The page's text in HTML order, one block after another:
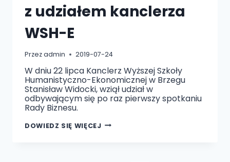
z udziałem kanclerza
WSH-E
Przezadmin 2019-07-24
W dniu 22 lipca Kanclerz Wyższej Szkoły
Humanistyczno-Ekonomicznej w Brzegu
Stanisław Widocki, wziął udział w
odbywającym się po raz pierwszy spotkaniu
Rady Biznesu.
DOWIEDZ SIĘ WIĘCEJSPOTKANIE